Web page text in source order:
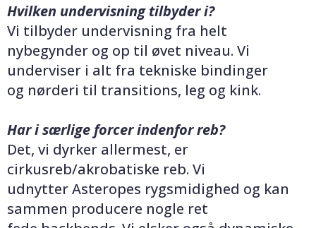
Hvilken undervisning tilbyder i?
Vi tilbyder undervisning fra helt
nybegynder og op til øvet niveau. Vi
underviser i alt fra tekniske bindinger
og nørderi til transitions, leg og kink.
Har i særlige forcer indenfor reb?
Det, vi dyrker allermest, er
cirkusreb/akrobatiske reb. Vi
udnytter Asteropes rygsmidighed og kan
sammen producere nogle ret